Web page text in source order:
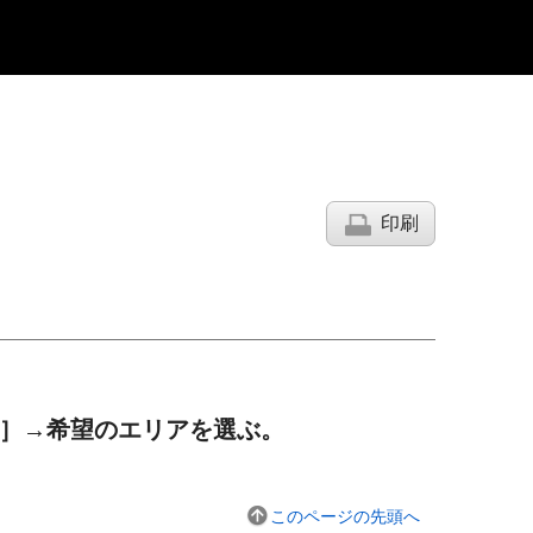
印刷
→希望のエリアを選ぶ。
このページの先頭へ